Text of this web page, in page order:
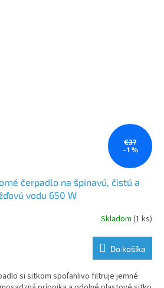
€37
–1 %
čerpadlo na špinavú, čistú a
vodu 650 W
Skladom (1 ks)
Do košíka
si sitkom spoľahlivo filtruje jemné